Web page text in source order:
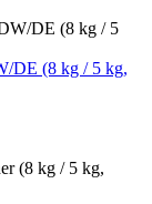
DE (8 kg / 5 kg,